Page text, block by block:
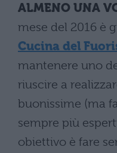
ALMENO UNA
mese del 2016 è
Cucina del
mantenere uno
riuscire a
buonissime (ma
sempre più
obiettivo è fare